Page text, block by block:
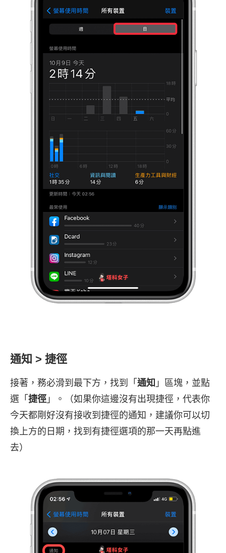
通知 > 捷徑
接著，務必滑到最下方，找到「 通知 」區塊，並點
選「 捷徑 」。（如果你這邊沒有出現捷徑，代表你
今天都剛好沒有接收到捷徑的通知，建議你可以切
換上方的日期，找到有捷徑選項的那一天再點進
去）